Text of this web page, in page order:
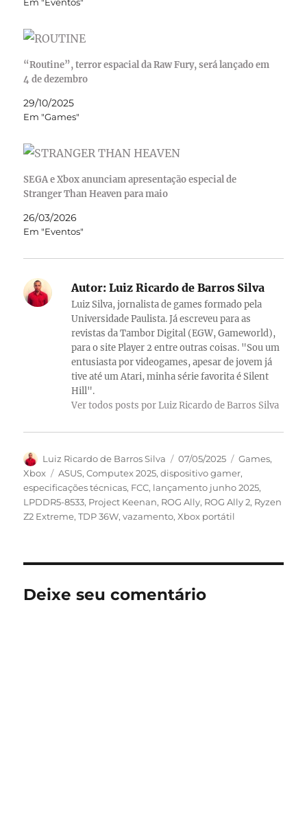
“Routine”, terror espacial da Raw Fury, será lançado em
4 de dezembro
29/10/2025
Em "Games"
SEGA e Xbox anunciam apresentação especial de
Stranger Than Heaven para maio
26/03/2026
Em "Eventos"
Autor: Luiz Ricardo de Barros Silva
Luiz Silva, jornalista de games formado pela
Universidade Paulista. Já escreveu para as
revistas da Tambor Digital (EGW, Gameworld),
para o site Player 2 entre outras coisas. "Sou um
entusiasta por videogames, apesar de jovem já
tive até um Atari, minha série favorita é Silent
Hill".
Ver todos posts por Luiz Ricardo de Barros Silva
Autor
Luiz Ricardo de Barros Silva
Publicado
em
07/05/2025 Categorias
Games,
Xbox
Tags
ASUS,Computex 2025,dispositivo gamer,
especificações técnicas, FCC, lançamento junho 2025,
LPDDR5-8533, Project Keenan, ROG Ally, ROG Ally 2, Ryzen
Z2 Extreme,TDP 36W,vazamento,Xbox portátil
Deixe seu comentário